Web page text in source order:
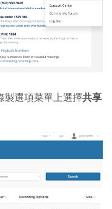
製選項菜單上選擇共享